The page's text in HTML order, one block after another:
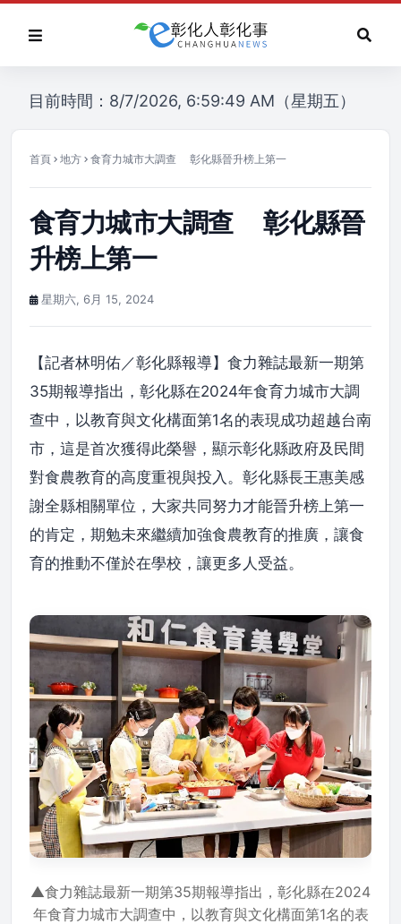
目前時間：8/7/2026, 6:59:49 AM（星期五）
首頁 地方 食育力城市大調查 彰化縣晉升榜上第一
食育力城市大調查 彰化縣晉
升榜上第一
星期六, 6月 15, 2024
【記者林明佑／彰化縣報導】食力雜誌最新一期第
35期報導指出，彰化縣在2024年食育力城市大調
查中，以教育與文化構面第1名的表現成功超越台南
市，這是首次獲得此榮譽，顯示彰化縣政府及民間
對食農教育的高度重視與投入。彰化縣長王惠美感
謝全縣相關單位，大家共同努力才能晉升榜上第一
的肯定，期勉未來繼續加強食農教育的推廣，讓食
育的推動不僅於在學校，讓更多人受益。
▲食力雜誌最新一期第35期報導指出，彰化縣在2024
年食育力城市大調查中，以教育與文化構面第1名的表